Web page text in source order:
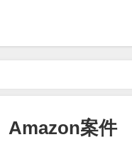
Amazon案件